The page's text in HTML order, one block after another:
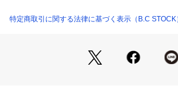
ッグなどにもおすすめです。
コーディネートにプラスすることで自分ら
な大人の女性に向けたブランド。スタンダ
特定商取引に関する法律に基づく表示（B.C STOCK